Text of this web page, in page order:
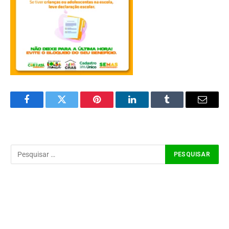
FacebookTwitter Pinterest LinkedInTumblr Email